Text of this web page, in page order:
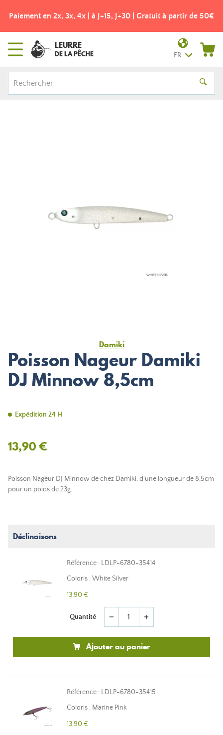
Paiement en 2x, 3x, 4x | à J+15, J+30 | Gratuit à partir de 50€
LEURRE
DE LA PÊCHE FR
Damiki
Poisson Nageur Damiki
DJ Minnow 8,5cm
Expédition 24 H
13,90 €
Poisson Nageur DJ Minnow de chez Damiki, d'une longueur de 8,5cm
pour un poids de 23g.
Déclinaisons
Référence : LDLP-6780-35414
Coloris : White Silver
13,90 €
Quantité remove add
Ajouter au panier
Référence : LDLP-6780-35415
Coloris : Marine Pink
13,90 €